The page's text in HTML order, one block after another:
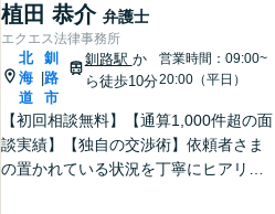
植田 恭介 弁護士
エクエス法律事務所
北
海
道
釧
路
市
釧路駅 か
ら徒歩10分
営業時間：09:00~
20:00（平日）
【初回相談無料】【通算1,000件超の面
談実績】【独自の交渉術】依頼者さま
の置かれている状況を丁寧にヒアリン